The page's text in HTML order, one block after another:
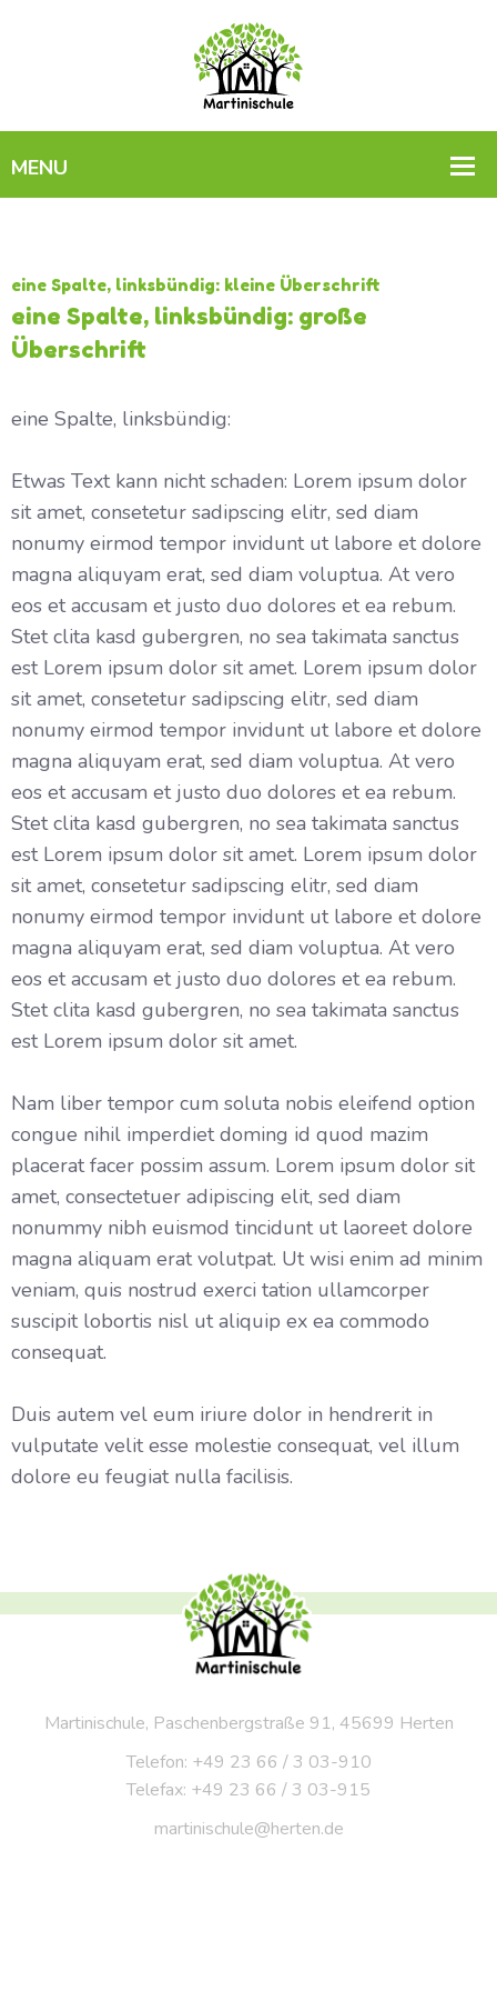
eine Spalte, linksbündig: kleine Überschrift
eine Spalte, linksbündig: große
Überschrift
eine Spalte, linksbündig:
Etwas Text kann nicht schaden: Lorem ipsum dolor
sit amet, consetetur sadipscing elitr, sed diam
nonumy eirmod tempor invidunt ut labore et dolore
magna aliquyam erat, sed diam voluptua. At vero
eos et accusam et justo duo dolores et ea rebum.
Stet clita kasd gubergren, no sea takimata sanctus
est Lorem ipsum dolor sit amet. Lorem ipsum dolor
sit amet, consetetur sadipscing elitr, sed diam
nonumy eirmod tempor invidunt ut labore et dolore
magna aliquyam erat, sed diam voluptua. At vero
eos et accusam et justo duo dolores et ea rebum.
Stet clita kasd gubergren, no sea takimata sanctus
est Lorem ipsum dolor sit amet. Lorem ipsum dolor
sit amet, consetetur sadipscing elitr, sed diam
nonumy eirmod tempor invidunt ut labore et dolore
magna aliquyam erat, sed diam voluptua. At vero
eos et accusam et justo duo dolores et ea rebum.
Stet clita kasd gubergren, no sea takimata sanctus
est Lorem ipsum dolor sit amet.
Nam liber tempor cum soluta nobis eleifend option
congue nihil imperdiet doming id quod mazim
placerat facer possim assum. Lorem ipsum dolor sit
amet, consectetuer adipiscing elit, sed diam
nonummy nibh euismod tincidunt ut laoreet dolore
magna aliquam erat volutpat. Ut wisi enim ad minim
veniam, quis nostrud exerci tation ullamcorper
suscipit lobortis nisl ut aliquip ex ea commodo
consequat.
Duis autem vel eum iriure dolor in hendrerit in
vulputate velit esse molestie consequat, vel illum
dolore eu feugiat nulla facilisis.
Martinischule, Paschenbergstraße 91, 45699 Herten
Telefon: +49 23 66 / 3 03-910
Telefax: +49 23 66 / 3 03-915
martinischule@herten.de